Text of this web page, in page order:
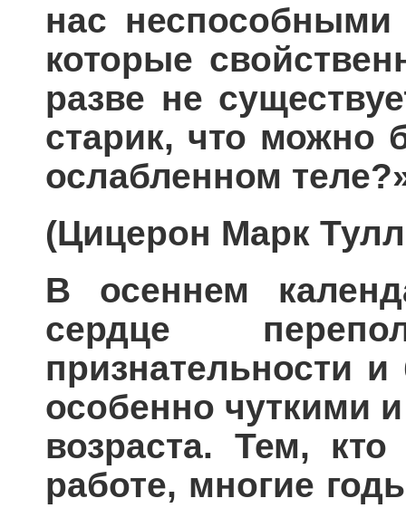
нас
которые
разве не
старик, что можно
ослабленном
(Цицерон Марк
В осеннем
сердце
признательности и
особенно чуткими
возраста. Тем,
работе, многие